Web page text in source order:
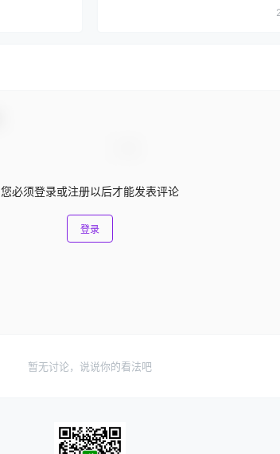
您必须登录或注册以后才能发表评论
登录
暂无讨论，说说你的看法吧